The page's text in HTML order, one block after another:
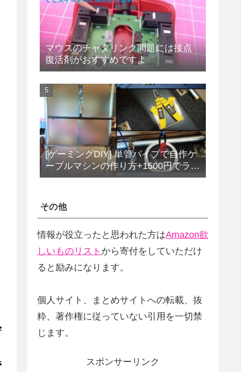
マウスのチャタリング問題には接点
復活剤がおすすめですよ
[ゲーミングDIY] 単管パイプで自作ケ
ーブルマシンの作り方+1500円でラッ
トプルダウンバーをDIY
その他
情報が役立ったと思われた方はAmazon欲
しいものリスト から寄付をしていただけ
ると励みになります。
個人サイト、まとめサイトへの転載、抜
粋、著作権に従っていない引用を一切禁
じます。
スポンサーリンク